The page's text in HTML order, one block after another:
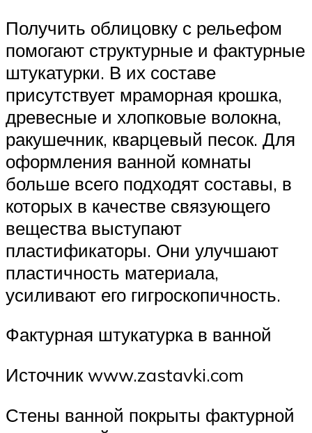
Получить облицовку с рельефом
помогают структурные и фактурные
штукатурки. В их составе
присутствует мраморная крошка,
древесные и хлопковые волокна,
ракушечник, кварцевый песок. Для
оформления ванной комнаты
больше всего подходят составы, в
которых в качестве связующего
вещества выступают
пластификаторы. Они улучшают
пластичность материала,
усиливают его гигроскопичность.
Фактурная штукатурка в ванной
Источник www.zastavki.com
Стены ванной покрыты фактурной